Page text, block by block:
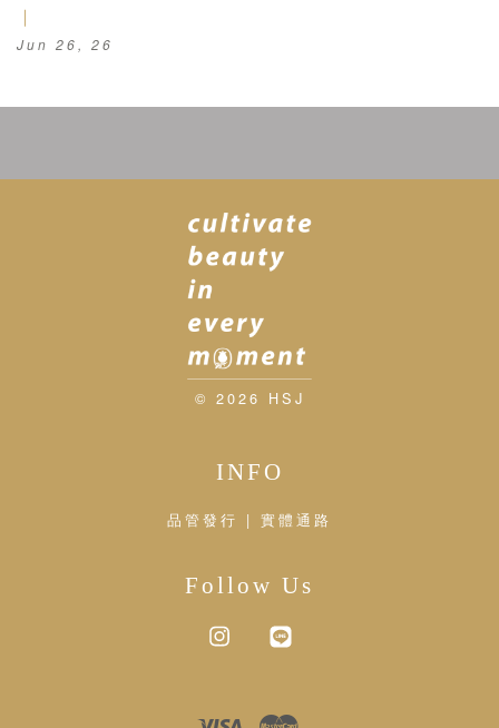
｜
Jun 26, 26
© 2026 HSJ
INFO
品管發行 | 實體通路
Follow Us
Instagram
Visa